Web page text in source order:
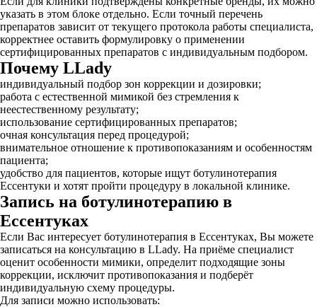
указать в этом блоке отдельно. Если точный перечень
препаратов зависит от текущего протокола работы специалиста,
корректнее оставить формулировку о применении
сертифицированных препаратов с индивидуальным подбором.
Почему LLady
индивидуальный подбор зон коррекции и дозировки;
работа с естественной мимикой без стремления к
неестественному результату;
использование сертифицированных препаратов;
очная консультация перед процедурой;
внимательное отношение к противопоказаниям и особенностям
пациента;
удобство для пациентов, которые ищут ботулинотерапия
Ессентуки и хотят пройти процедуру в локальной клинике.
Запись на ботулинотерапию в
Ессентуках
Если Вас интересует ботулинотерапия в Ессентуках, Вы можете
записаться на консультацию в LLady. На приёме специалист
оценит особенности мимики, определит подходящие зоны
коррекции, исключит противопоказания и подберёт
индивидуальную схему процедуры.
Для записи можно использовать: